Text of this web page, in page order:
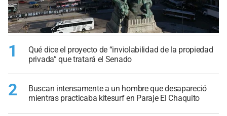
1
Qué dice el proyecto de “inviolabilidad de la propiedad
privada” que tratará el Senado
2
Buscan intensamente a un hombre que desapareció
mientras practicaba kitesurf en Paraje El Chaquito